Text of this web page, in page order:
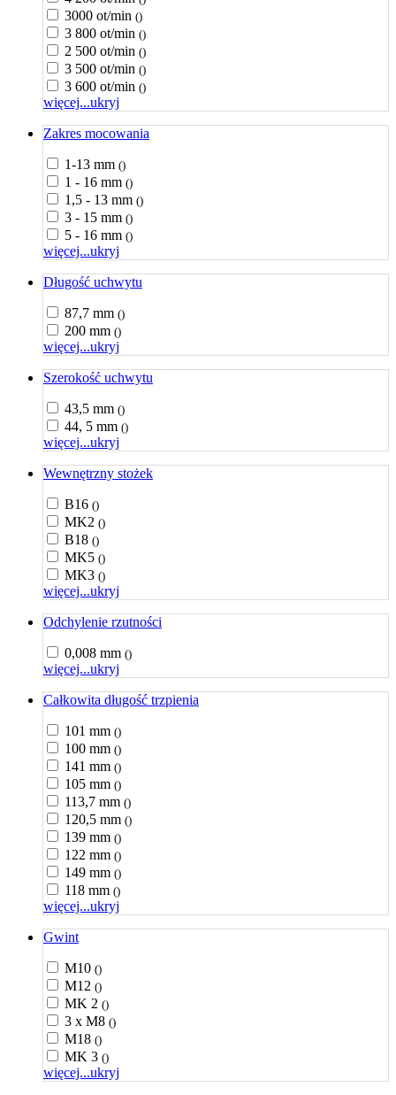
3000 ot/min ()
3 800 ot/min ()
2 500 ot/min ()
3 500 ot/min ()
3 600 ot/min ()
więcej...ukryj
Zakres mocowania
1-13 mm ()
1 - 16 mm ()
1,5 - 13 mm ()
3 - 15 mm ()
5 - 16 mm ()
więcej...ukryj
Długość uchwytu
87,7 mm ()
200 mm ()
więcej...ukryj
Szerokość uchwytu
43,5 mm ()
44, 5 mm ()
więcej...ukryj
Wewnętrzny stożek
B16 ()
MK2 ()
B18 ()
MK5 ()
MK3 ()
więcej...ukryj
Odchylenie rzutności
0,008 mm ()
więcej...ukryj
Całkowita długość trzpienia
101 mm ()
100 mm ()
141 mm ()
105 mm ()
113,7 mm ()
120,5 mm ()
139 mm ()
122 mm ()
149 mm ()
118 mm ()
więcej...ukryj
Gwint
M10 ()
M12 ()
MK 2 ()
3 x M8 ()
M18 ()
MK 3 ()
więcej...ukryj